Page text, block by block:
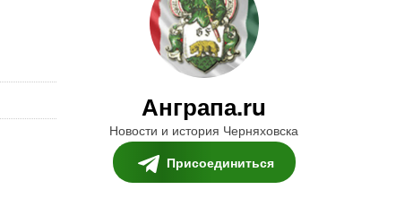
Анграпа.ru
Новости и история Черняховска
Присоединиться